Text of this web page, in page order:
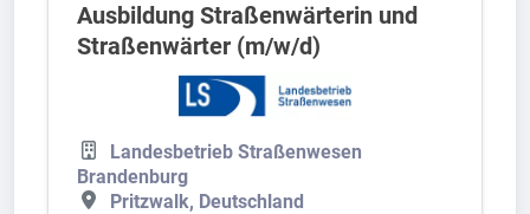
Ausbildung Straßenwärterin und
Straßenwärter (m/w/d)
Landesbetrieb Straßenwesen
Brandenburg
Pritzwalk, Deutschland